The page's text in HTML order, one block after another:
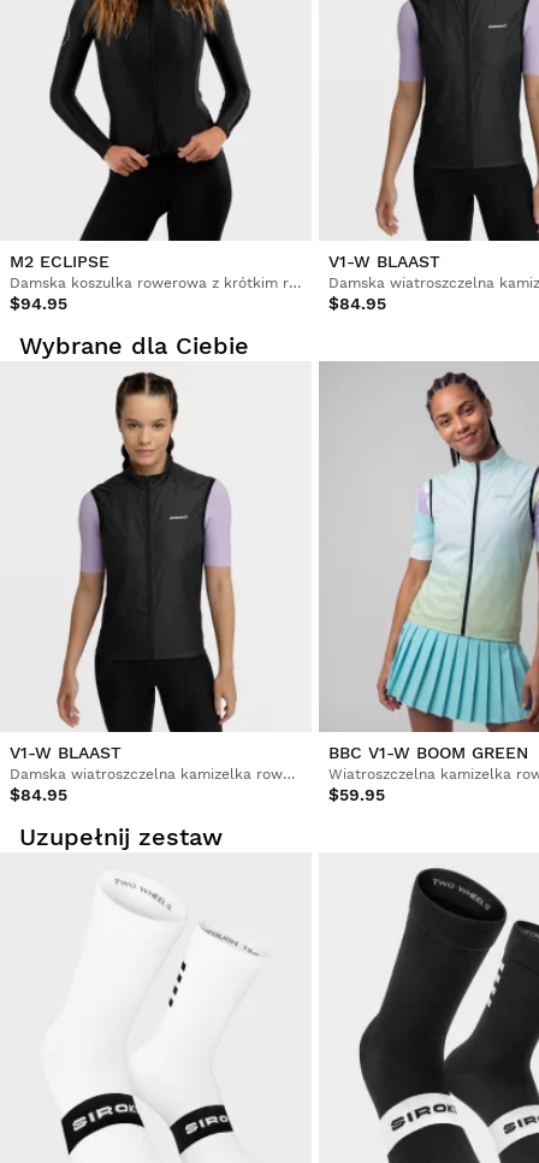
Z poziomu konta użytkownika można łatwo i szybko
zwrócić produkt.
Zwrot pieniędzy na oryginalną metodę płatności $9.95
M2 ECLIPSE
Damska koszulka rowerowa z krótkim rękawem
$94.95
V1-W BLAAST
$84.95
Wybrane dla Ciebie
V1-W BLAAST
Damska wiatroszczelna kamizelka rowerowa
$84.95
BBC V1-W BOOM GREEN
$59.95
Uzupełnij zestaw